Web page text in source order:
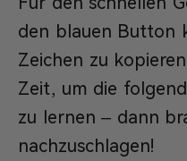
den blauen Button
Zeichen zu
Zeit, um die
zu lernen – dann
nachzuschlagen!